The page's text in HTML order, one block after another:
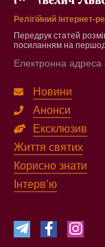
Релігійний інтернет-
Передрук статей
посиланням на
Електронна адреса
Новини
Анонси
Ексклюзив
Життя святих
Корисно знати
Інтерв’ю